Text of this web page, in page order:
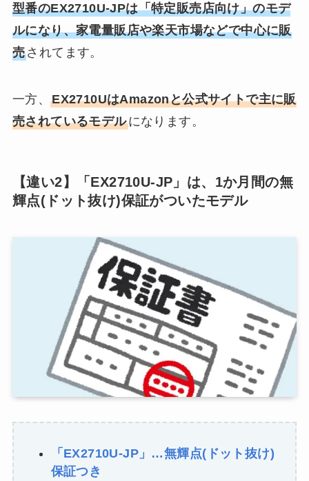
型番のEX2710U-JPは「特定販売店向け」のモデ
ルになり、家電量販店や楽天市場などで中心に販
売されてます。
一方、EX2710UはAmazonと公式サイトで主に販
売されているモデルになります。
【違い2】「EX2710U-JP」は、1か月間の無
輝点(ドット抜け)保証がついたモデル
「EX2710U-JP」…無輝点(ドット抜け)
保証つき